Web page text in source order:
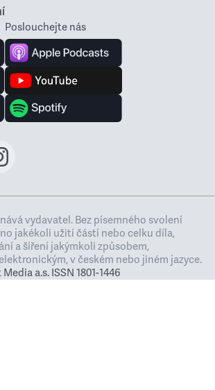
Poslouchejte nás
vydavatel. Bez písemného svolení
jakékoli užití částí nebo celku díla,
a šíření jakýmkoli způsobem,
v českém nebo jiném jazyce.
a.s. ISSN 1801-1446